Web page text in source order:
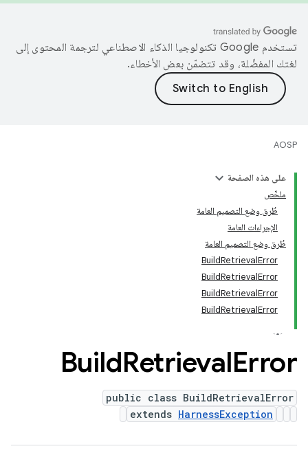
تستخدم Google تكنولوجيا الذكاء الاصطناعي لترجمة المحتوى إلى
لغتك المفضّلة، وقد تتضمّن بعض الأخطاء.
AOSP
على هذه الصفحة
ملخّص
طُرق وضع التصميم العامة
الإجراءات العامة
طُرق وضع التصميم العامة
BuildRetrievalError
BuildRetrievalError
BuildRetrievalError
BuildRetrievalError
BuildRetrievalError
public class BuildRetrievalError
extends HarnessException